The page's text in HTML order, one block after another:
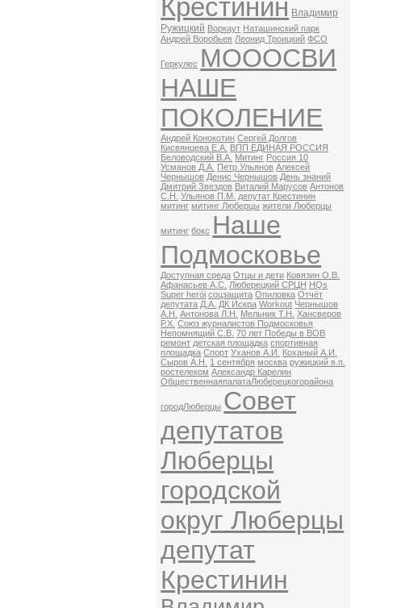
Крестинин Владимир
Ружицкий Воркаут Наташинский парк
Андрей Воробьев Леонид Троицкий ФСО
Геркулес МОООСВИ
НАШЕ
ПОКОЛЕНИЕ
Андрей Конокотин Сергей Долгов
Кисвянцева Е.А. ВПП ЕДИНАЯ РОССИЯ
Беловодский В.А. Митинг Россия 10
Усманов Д.А. Петр Ульянов Алексей
Чернышов Денис Чернышов День знаний
Дмитрий Звездов Виталий Марусов Антонов
С.Н.
Ульянов П.М. депутат Крестинин
митинг митинг Люберцы жители Люберцы
митинг бокс Наше
Подмосковье
Доступная среда Отцы и дети Ковязин О.В.
Афанасьев А.С. Люберецкий СРЦН HQs
Super herói соцзащита Опиловка Отчёт
депутата Д.А. ДК Искра Workout Чернышов
А.Н.
Антонова Л.Н. Мельник Т.Н.
Хансверов
Р.Х. Союз журналистов Подмосковья
Непомнящий С.В. 70 лет Победы в ВОВ
ремонт детская площадка спортивная
площадка Спорт Уханов А.И.
Коханый А.И.
Сыров А.Н.
1 сентября москва ружицкий в.п.
ростелеком Александр Карелин
ОбщественнаяпалатаЛюберецкогорайона
городЛюберцы Совет
депутатов
Люберцы
городской
округ Люберцы
депутат
Крестинин